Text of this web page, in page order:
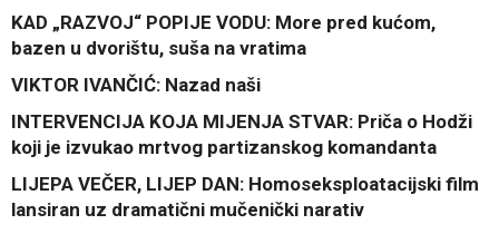
KAD „RAZVOJ“ POPIJE VODU: More pred kućom,
bazen u dvorištu, suša na vratima
VIKTOR IVANČIĆ: Nazad naši
INTERVENCIJA KOJA MIJENJA STVAR: Priča o Hodži
koji je izvukao mrtvog partizanskog komandanta
LIJEPA VEČER, LIJEP DAN: Homoseksploatacijski film
lansiran uz dramatični mučenički narativ